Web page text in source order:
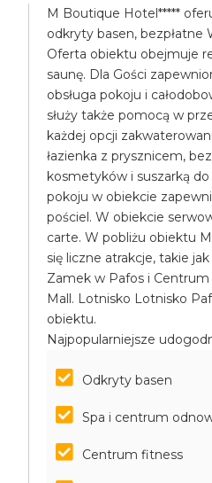
M Boutique Hotel*****
odkryty basen, bezpłatne
Oferta obiektu obejmuje
saunę. Dla Gości
obsługa pokoju i
służy także pomocą w
każdej opcji
łazienka z prysznicem,
kosmetyków i suszarką
pokoju w obiekcie
pościel. W obiekcie
carte. W pobliżu obiektu
się liczne atrakcje, takie
Zamek w Pafos i
Mall. Lotnisko Lotnisko
obiektu.
Najpopularniejsze
Odkryty basen
Spa i centrum
Centrum fitness